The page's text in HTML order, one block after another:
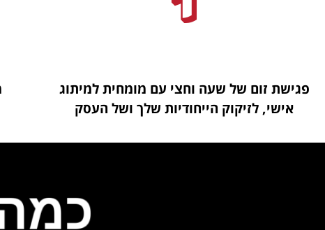
פגישת זום של שעה וחצי עם מומחית למיתוג
אישי, לזיקוק הייחודיות שלך ושל העסק